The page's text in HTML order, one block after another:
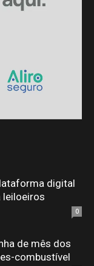
digital
leiloeiros
0
de mês dos
combustível